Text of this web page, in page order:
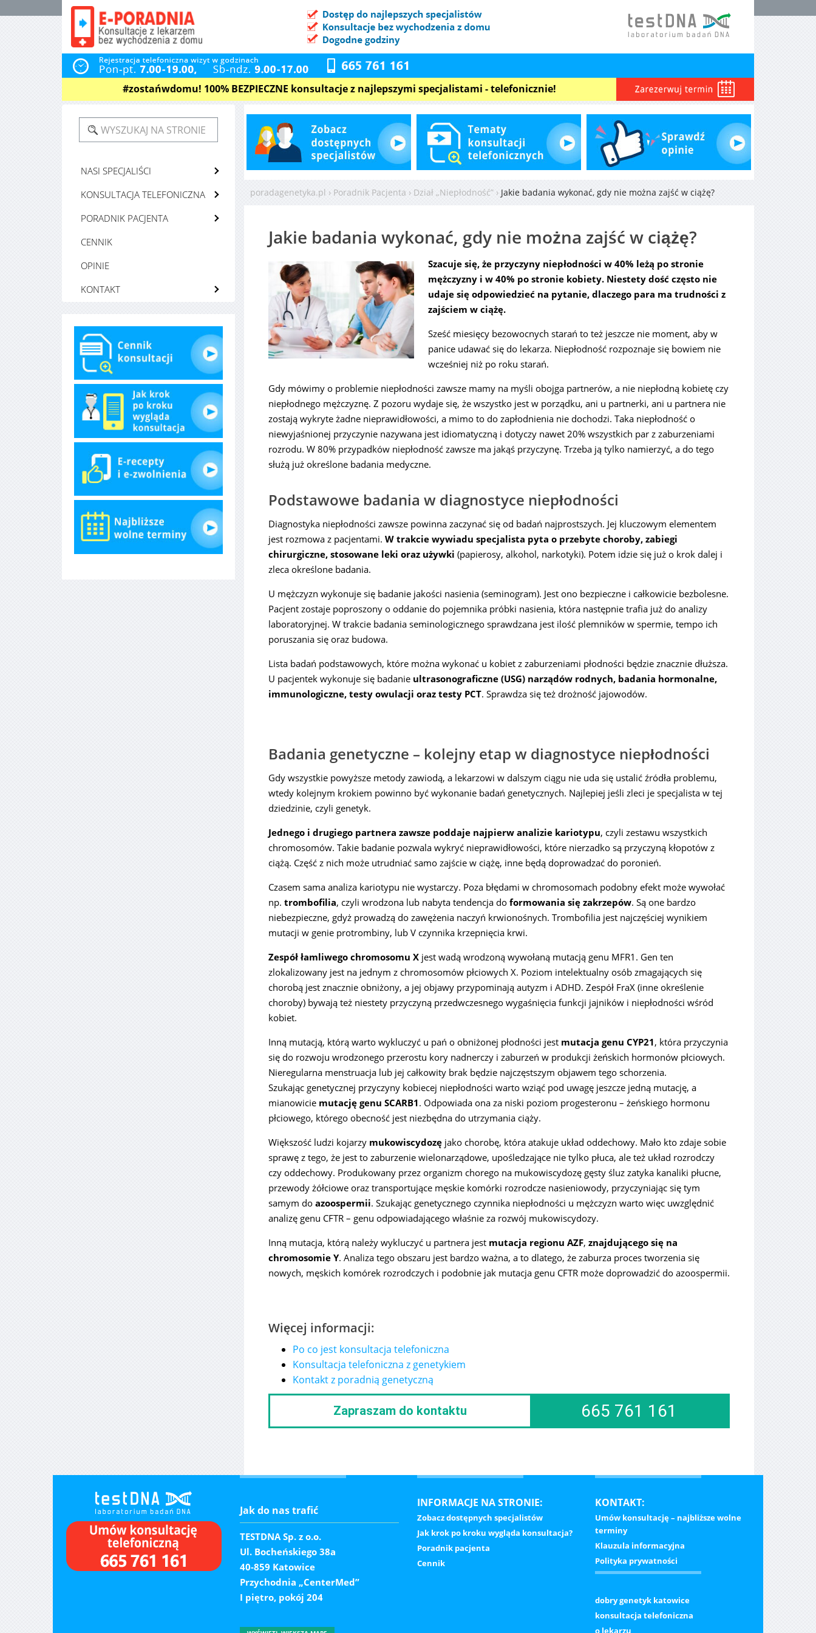
#zostańwdomu! 100% BEZPIECZNE konsultacje z najlepszymi specjalistami - telefonicznie!
poradagenetyka.pl › Poradnik Pacjenta › Dział „Niepłodność” › Jakie badania wykonać, gdy nie można zajść w ciążę?
Jakie badania wykonać, gdy nie można zajść w ciążę?
Szacuje się, że przyczyny niepłodności w 40% leżą po stronie
mężczyzny i w 40% po stronie kobiety. Niestety dość często nie
udaje się odpowiedzieć na pytanie, dlaczego para ma trudności z
zajściem w ciążę.
Sześć miesięcy bezowocnych starań to też jeszcze nie moment, aby w
panice udawać się do lekarza. Niepłodność rozpoznaje się bowiem nie
wcześniej niż po roku starań.
Gdy mówimy o problemie niepłodności zawsze mamy na myśli obojga partnerów, a nie niepłodną kobietę czy
niepłodnego mężczyznę. Z pozoru wydaje się, że wszystko jest w porządku, ani u partnerki, ani u partnera nie
zostają wykryte żadne nieprawidłowości, a mimo to do zapłodnienia nie dochodzi. Taka niepłodność o
niewyjaśnionej przyczynie nazywana jest idiomatyczną i dotyczy nawet 20% wszystkich par z zaburzeniami
rozrodu. W 80% przypadków niepłodność zawsze ma jakąś przyczynę. Trzeba ją tylko namierzyć, a do tego
służą już określone badania medyczne.
Podstawowe badania w diagnostyce niepłodności
Diagnostyka niepłodności zawsze powinna zaczynać się od badań najprostszych. Jej kluczowym elementem
jest rozmowa z pacjentami. W trakcie wywiadu specjalista pyta o przebyte choroby, zabiegi
chirurgiczne, stosowane leki oraz używki (papierosy, alkohol, narkotyki). Potem idzie się już o krok dalej i
zleca określone badania.
U mężczyzn wykonuje się badanie jakości nasienia (seminogram). Jest ono bezpieczne i całkowicie bezbolesne.
Pacjent zostaje poproszony o oddanie do pojemnika próbki nasienia, która następnie trafia już do analizy
laboratoryjnej. W trakcie badania seminologicznego sprawdzana jest ilość plemników w spermie, tempo ich
poruszania się oraz budowa.
Lista badań podstawowych, które można wykonać u kobiet z zaburzeniami płodności będzie znacznie dłuższa.
U pacjentek wykonuje się badanie ultrasonograficzne (USG) narządów rodnych, badania hormonalne,
immunologiczne, testy owulacji oraz testy PCT. Sprawdza się też drożność jajowodów.
Badania genetyczne – kolejny etap w diagnostyce niepłodności
Gdy wszystkie powyższe metody zawiodą, a lekarzowi w dalszym ciągu nie uda się ustalić źródła problemu,
wtedy kolejnym krokiem powinno być wykonanie badań genetycznych. Najlepiej jeśli zleci je specjalista w tej
dziedzinie, czyli genetyk.
Jednego i drugiego partnera zawsze poddaje najpierw analizie kariotypu, czyli zestawu wszystkich
chromosomów. Takie badanie pozwala wykryć nieprawidłowości, które nierzadko są przyczyną kłopotów z
ciążą. Część z nich może utrudniać samo zajście w ciążę, inne będą doprowadzać do poronień.
Czasem sama analiza kariotypu nie wystarczy. Poza błędami w chromosomach podobny efekt może wywołać
np. trombofilia, czyli wrodzona lub nabyta tendencja do formowania się zakrzepów. Są one bardzo
niebezpieczne, gdyż prowadzą do zawężenia naczyń krwionośnych. Trombofilia jest najczęściej wynikiem
mutacji w genie protrombiny, lub V czynnika krzepnięcia krwi.
Zespół łamliwego chromosomu X jest wadą wrodzoną wywołaną mutacją genu MFR1. Gen ten
zlokalizowany jest na jednym z chromosomów płciowych X. Poziom intelektualny osób zmagających się
chorobą jest znacznie obniżony, a jej objawy przypominają autyzm i ADHD. Zespół FraX (inne określenie
choroby) bywają też niestety przyczyną przedwczesnego wygaśnięcia funkcji jajników i niepłodności wśród
kobiet.
Inną mutacją, którą warto wykluczyć u pań o obniżonej płodności jest mutacja genu CYP21, która przyczynia
się do rozwoju wrodzonego przerostu kory nadnerczy i zaburzeń w produkcji żeńskich hormonów płciowych.
Nieregularna menstruacja lub jej całkowity brak będzie najczęstszym objawem tego schorzenia.
Szukając genetycznej przyczyny kobiecej niepłodności warto wziąć pod uwagę jeszcze jedną mutację, a
mianowicie mutację genu SCARB1. Odpowiada ona za niski poziom progesteronu – żeńskiego hormonu
płciowego, którego obecność jest niezbędna do utrzymania ciąży.
Większość ludzi kojarzy mukowiscydozę jako chorobę, która atakuje układ oddechowy. Mało kto zdaje sobie
sprawę z tego, że jest to zaburzenie wielonarządowe, upośledzające nie tylko płuca, ale też układ rozrodczy
czy oddechowy. Produkowany przez organizm chorego na mukowiscydozę gęsty śluz zatyka kanaliki płucne,
przewody żółciowe oraz transportujące męskie komórki rozrodcze nasieniowody, przyczyniając się tym
samym do azoospermii. Szukając genetycznego czynnika niepłodności u mężczyzn warto więc uwzględnić
analizę genu CFTR – genu odpowiadającego właśnie za rozwój mukowiscydozy.
Inną mutacja, którą należy wykluczyć u partnera jest mutacja regionu AZF, znajdującego się na
chromosomie Y. Analiza tego obszaru jest bardzo ważna, a to dlatego, że zaburza proces tworzenia się
nowych, męskich komórek rozrodczych i podobnie jak mutacja genu CFTR może doprowadzić do azoospermii.
Więcej informacji:
Po co jest konsultacja telefoniczna
Konsultacja telefoniczna z genetykiem
Kontakt z poradnią genetyczną
Zapraszam do kontaktu 665 761 161
NASI SPECJALIŚCI
KONSULTACJA TELEFONICZNA
PORADNIK PACJENTA
CENNIK
OPINIE
KONTAKT
Jak do nas trafić
TESTDNA Sp. z o.o.
Ul. Bocheńskiego 38a
40-859 Katowice
Przychodnia „CenterMed”
I piętro, pokój 204
INFORMACJE NA STRONIE:
Zobacz dostępnych specjalistów
Jak krok po kroku wygląda konsultacja?
Poradnik pacjenta
Cennik
KONTAKT:
Umów konsultację – najbliższe wolne
terminy
Klauzula informacyjna
Polityka prywatności
dobry genetyk katowice
konsultacja telefoniczna
o lekarzu